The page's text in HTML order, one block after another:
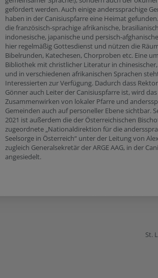
gefördert werden. Auch einige anderssprachige
haben in der Canisiuspfarre eine Heimat
die französisch-sprachige afrikanische,
indonesische, japanische und persisch-
hier regelmäßig Gottesdienst und nützen die
Bibelrunden, Katechesen, Chorproben etc. Eine
Bibliothek mit christlicher Literatur in
und in verschiedenen afrikanischen Sprachen
Interessierten zur Verfügung. Dadurch dass
Gönner auch Leiter der Canisiuspfarre ist, wird das
Zusammenwirken von lokaler Pfarre und
Gemeinden auch auf personeller Ebene sichtbar.
2021 ist außerdem die der Österreichischen
zugeordnete „Nationaldirektion für die
Seelsorge in Österreich“ unter der Leitung von
zugleich Generalsekretär der ARGE AAG, in der
angesiedelt.
St.